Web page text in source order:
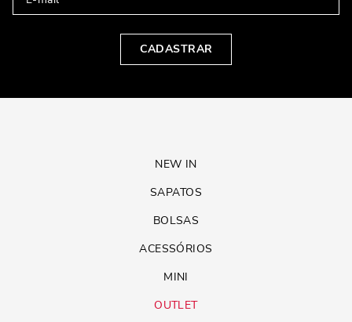
CADASTRAR
NEW IN
SAPATOS
BOLSAS
ACESSÓRIOS
MINI
OUTLET